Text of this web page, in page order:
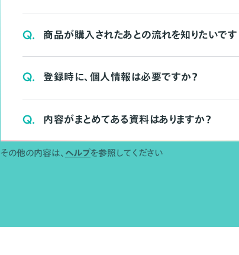
Q. 商品が購入されたあとの流れを知りたいです
Q. 登録時に、個人情報は必要ですか？
Q. 内容がまとめてある資料はありますか？
その他の内容は、 ヘルプを参照してください